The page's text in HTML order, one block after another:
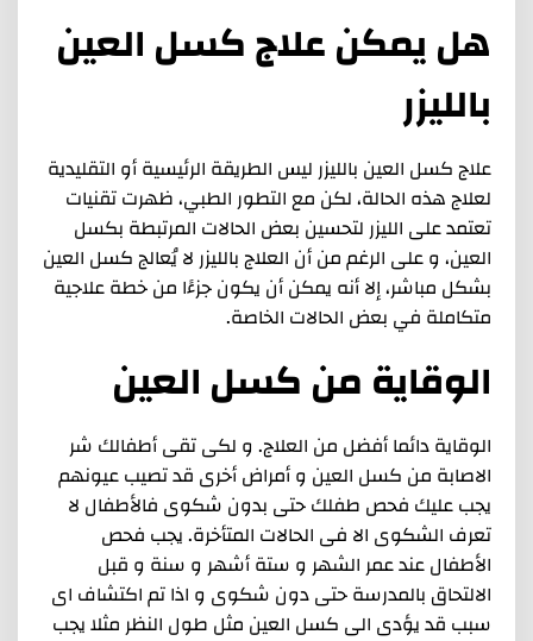
هل يمكن علاج كسل العين
بالليزر
علاج كسل العين بالليزر ليس الطريقة الرئيسية أو التقليدية
لعلاج هذه الحالة، لكن مع التطور الطبي، ظهرت تقنيات
تعتمد على الليزر لتحسين بعض الحالات المرتبطة بكسل
العين، و على الرغم من أن العلاج بالليزر لا يُعالج كسل العين
بشكل مباشر، إلا أنه يمكن أن يكون جزءًا من خطة علاجية
متكاملة في بعض الحالات الخاصة.
الوقاية من كسل العين
الوقاية دائما أفضل من العلاج. و لكى تقى أطفالك شر
الاصابة من كسل العين و أمراض أخرى قد تصيب عيونهم
يجب عليك فحص طفلك حتى بدون شكوى فالأطفال لا
تعرف الشكوى الا فى الحالات المتأخرة. يجب فحص
الأطفال عند عمر الشهر و ستة أشهر و سنة و قبل
الالتحاق بالمدرسة حتى دون شكوى و اذا تم اكتشاف اى
سبب قد يؤدى الى كسل العين مثل طول النظر مثلا يجب